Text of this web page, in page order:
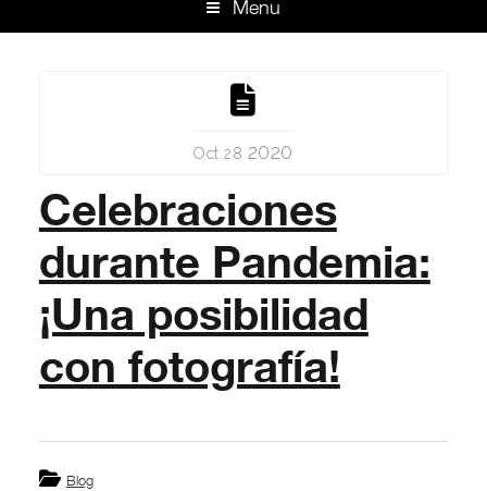
Menu
Oct 28 2020
Celebraciones
durante Pandemia:
¡Una posibilidad
con fotografía!
Blog